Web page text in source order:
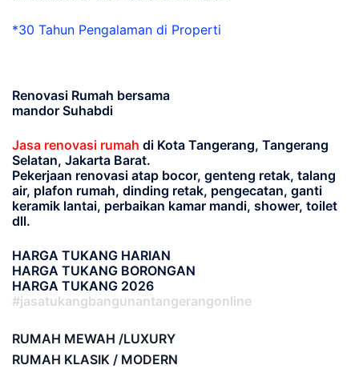
*30 Tahun Pengalaman di Properti
Renovasi Rumah bersama
mandor Suhabdi
Jasa renovasi rumah di Kota Tangerang, Tangerang
Selatan, Jakarta Barat.
Pekerjaan renovasi atap bocor, genteng retak, talang
air, plafon rumah, dinding retak, pengecatan, ganti
keramik lantai, perbaikan kamar mandi, shower, toilet
dll.
HARGA TUKANG HARIAN
HARGA TUKANG BORONGAN
HARGA TUKANG 2026
#jasatukangbangunantangerangonline
RUMAH MEWAH /LUXURY
RUMAH KLASIK / MODERN